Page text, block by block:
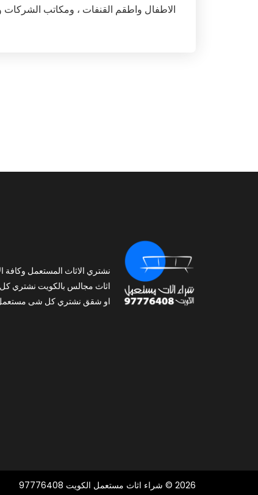
الاطفال واطقم القنفات ، ومكاتب الشركات
نشتري الاثاث المستعمل وكافة
اثاث مجالس بالكويت نشتري
او شقق نشتري كل شى مستعمل
2026 © شراء اثاث مستعمل الكويت 97776408